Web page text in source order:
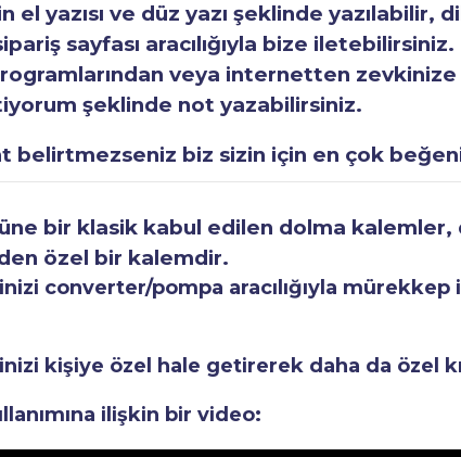
el yazısı ve düz yazı şeklinde yazılabilir,
sayfası aracılığıyla bize
veya internetten
şeklinde not yazabilirsiniz.
belirtmezseniz biz sizin için en çok
bir klasik kabul edilen dolma
özel bir kalemdir.
converter/pompa aracılığıyla mürekkep
kişiye özel hale getirerek daha da özel
ilişkin bir video: